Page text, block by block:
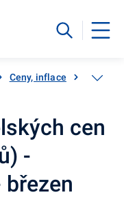
Ceny, inflace
cen
-